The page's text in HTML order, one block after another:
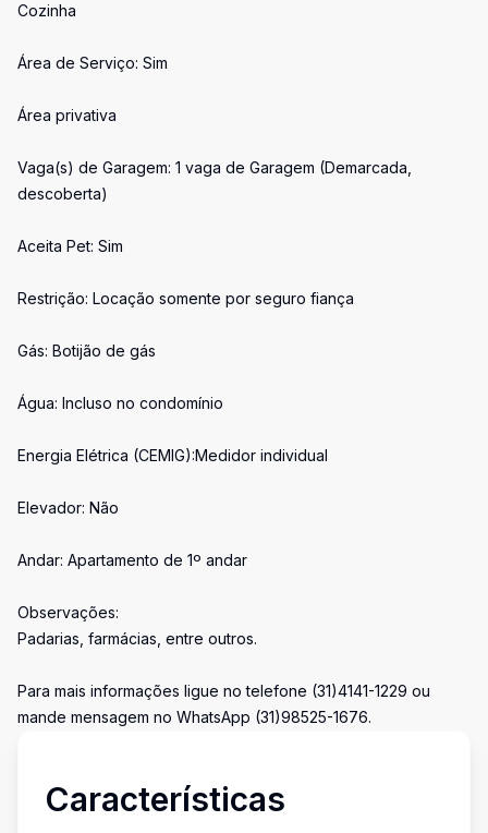
Cozinha
Área de Serviço: Sim
Área privativa
Vaga(s) de Garagem: 1 vaga de Garagem (Demarcada,
descoberta)
Aceita Pet: Sim
Restrição: Locação somente por seguro fiança
Gás: Botijão de gás
Água: Incluso no condomínio
Energia Elétrica (CEMIG):Medidor individual
Elevador: Não
Andar: Apartamento de 1º andar
Observações:
Padarias, farmácias, entre outros.
Para mais informações ligue no telefone (31)4141-1229 ou
mande mensagem no WhatsApp (31)98525-1676.
Características